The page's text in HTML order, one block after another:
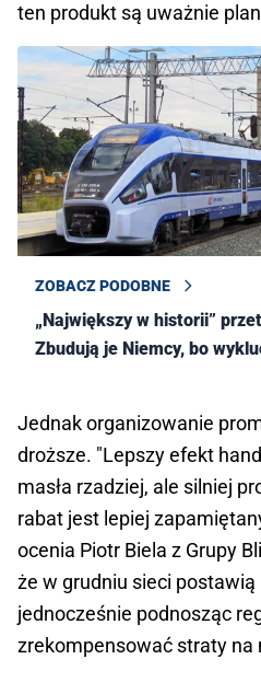
ten produkt są uważnie
ZOBACZ PODOBNE
„Największy w historii”
Zbudują je Niemcy, bo
Jednak organizowanie
droższe. "Lepszy efekt
masła rzadziej, ale silniej
rabat jest lepiej
ocenia Piotr Biela z Grupy
że w grudniu sieci postawią
jednocześnie podnosząc
zrekompensować straty na